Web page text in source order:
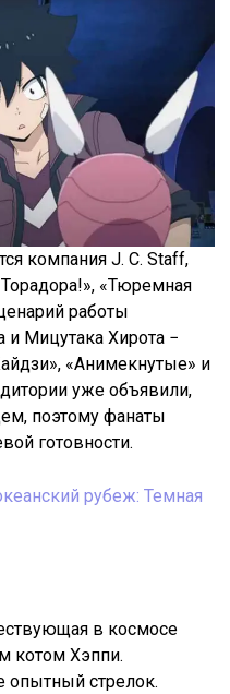
компания J. C. Staff,
«Тюремная
работы
и Мицутака Хирота −
«Анимекнутые» и
уже объявили,
поэтому фанаты
готовности.
рубеж: Темная
в космосе
котом Хэппи.
опытный стрелок.